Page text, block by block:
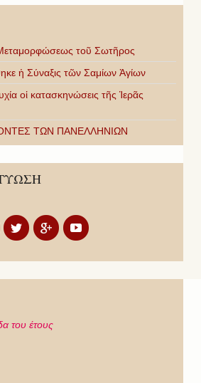
τοῦ Σωτῆρος
ἡ Σύναξις τῶν Σαμίων Ἁγίων
οἱ κατασκηνώσεις τῆς Ἱερᾶς
ΤΩΝ ΠΑΝΕΛΛΗΝΙΩΝ
του έτους